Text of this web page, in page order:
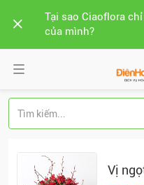
Tại sao Ciaoflora
của mình?
Vị